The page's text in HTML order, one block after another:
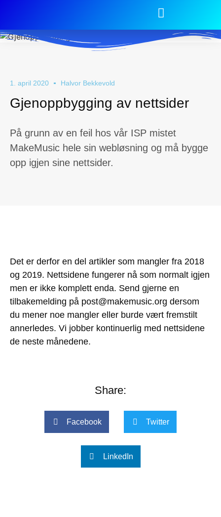
1. april 2020 Halvor Bekkevold
Gjenoppbygging av nettsider
På grunn av en feil hos vår ISP mistet
MakeMusic hele sin webløsning og må bygge
opp igjen sine nettsider.
Det er derfor en del artikler som mangler fra 2018
og 2019. Nettsidene fungerer nå som normalt igjen
men er ikke komplett enda. Send gjerne en
tilbakemelding på post@makemusic.org dersom
du mener noe mangler eller burde vært fremstilt
annerledes. Vi jobber kontinuerlig med nettsidene
de neste månedene.
Share:
Facebook Twitter
LinkedIn